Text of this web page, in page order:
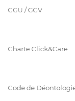
CGU / GGV
Charte Click&Care
Code de